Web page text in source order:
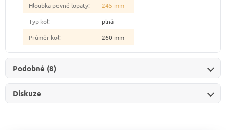
Hloubka pevné lopaty:
245 mm
Typ kol:
plná
Průměr kol: 260 mm
Podobné (8)
Diskuze